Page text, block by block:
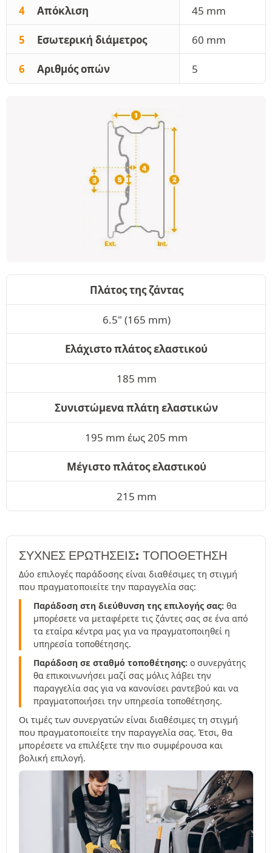
4 Απόκλιση 45 mm
5 Εσωτερική διάμετρος 60 mm
6 Αριθμός οπών 5
Πλάτος της ζάντας
6.5" (165 mm)
Ελάχιστο πλάτος ελαστικού
185 mm
Συνιστώμενα πλάτη ελαστικών
195 mm έως 205 mm
Μέγιστο πλάτος ελαστικού
215 mm
ΣΥΧΝΈΣ ΕΡΩΤΉΣΕΙΣ: ΤΟΠΟΘΕΤΗΣΗ
Δύο επιλογές παράδοσης είναι διαθέσιμες τη στιγμή
που πραγματοποιείτε την παραγγελία σας:
Παράδοση στη διεύθυνση της επιλογής σας: θα
μπορέσετε να μεταφέρετε τις ζάντες σας σε ένα από
τα εταίρα κέντρα μας για να πραγματοποιηθεί η
υπηρεσία τοποθέτησης.
Παράδοση σε σταθμό τοποθέτησης: ο συνεργάτης
θα επικοινωνήσει μαζί σας μόλις λάβει την
παραγγελία σας για να κανονίσει ραντεβού και να
πραγματοποιήσει την υπηρεσία τοποθέτησης.
Οι τιμές των συνεργατών είναι διαθέσιμες τη στιγμή
που πραγματοποιείτε την παραγγελία σας. Έτσι, θα
μπορέσετε να επιλέξετε την πιο συμφέρουσα και
βολική επιλογή.